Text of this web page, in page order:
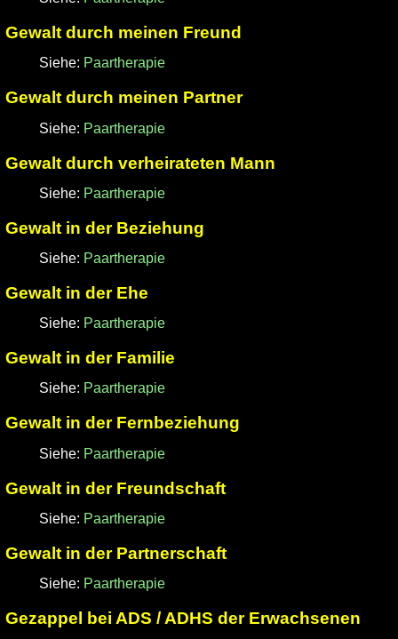
Gewalt durch meinen Freund
Siehe: Paartherapie
Gewalt durch meinen Partner
Siehe: Paartherapie
Gewalt durch verheirateten Mann
Siehe: Paartherapie
Gewalt in der Beziehung
Siehe: Paartherapie
Gewalt in der Ehe
Siehe: Paartherapie
Gewalt in der Familie
Siehe: Paartherapie
Gewalt in der Fernbeziehung
Siehe: Paartherapie
Gewalt in der Freundschaft
Siehe: Paartherapie
Gewalt in der Partnerschaft
Siehe: Paartherapie
Gezappel bei ADS / ADHS der Erwachsenen